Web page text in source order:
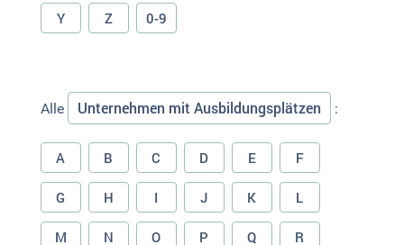
Y Z 0-9
Alle Unternehmen mit Ausbildungsplätzen :
A B C D E F
G H I J K L
M N O P Q R